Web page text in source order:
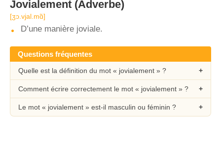
Jovialement (Adverbe)
[ʒɔ.vjal.mɑ̃]
D’une manière joviale.
Questions fréquentes
Quelle est la définition du mot « jovialement » ?
Comment écrire correctement le mot « jovialement » ?
Le mot « jovialement » est-il masculin ou féminin ?